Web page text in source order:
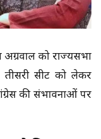
को राज्यसभा
तीसरी सीट को लेकर
की संभावनाओं पर